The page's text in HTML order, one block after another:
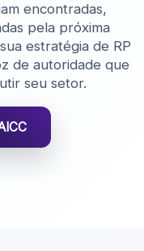
encontradas,
pela próxima
estratégia de RP
de autoridade que
seu setor.